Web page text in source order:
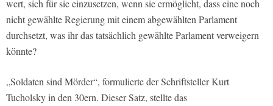
wert, sich für sie einzusetzen, wenn sie ermöglicht, dass eine noch
nicht gewählte Regierung mit einem abgewählten Parlament
durchsetzt, was ihr das tatsächlich gewählte Parlament verweigern
könnte?
„Soldaten sind Mörder“, formulierte der Schriftsteller Kurt
Tucholsky in den 30ern. Dieser Satz, stellte das